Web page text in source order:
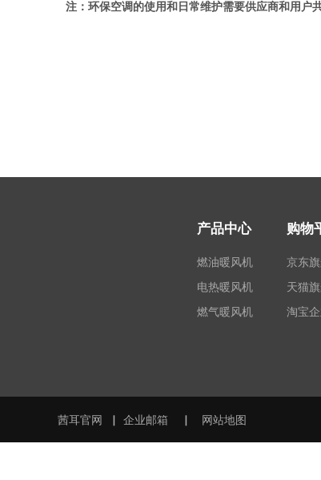
注：环保空调的使用和日常维护需要供应商和用户
产品中心
燃油暖风机
电热暖风机
燃气暖风机
购物
京东
天猫
淘宝
茜耳官网 企业邮箱 网站地图